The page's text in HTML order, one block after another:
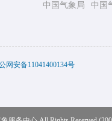
中国气象局 中国
网安备11041400134号